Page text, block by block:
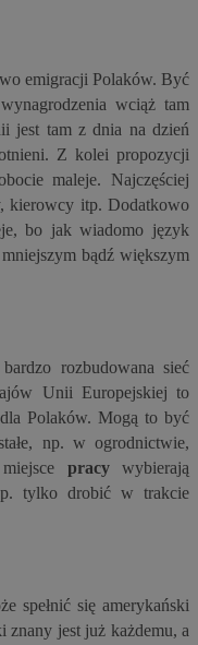
emigracji Polaków. Być
wciąż tam
jest tam z dnia na dzień
Z kolei propozycji
maleje. Najczęściej
kierowcy itp. Dodatkowo
bo jak wiadomo język
bądź większym
rozbudowana sieć
Unii Europejskiej to
dla Polaków. Mogą to być
np. w ogrodnictwie,
pracywybierają
tylko drobić w trakcie
spełnić się amerykański
znany jest już każdemu, a